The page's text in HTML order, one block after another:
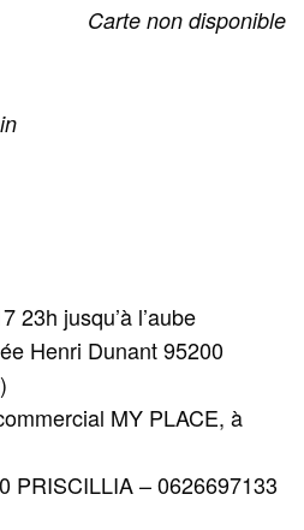
Carte non disponible
23h jusqu’à l’aube
Henri Dunant 95200
MY PLACE, à
PRISCILLIA – 0626697133